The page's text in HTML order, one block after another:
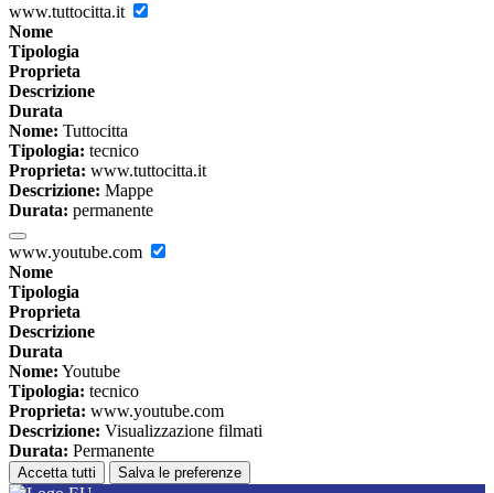
www.tuttocitta.it
Nome
Tipologia
Proprieta
Descrizione
Durata
Nome: Tuttocitta
Tipologia: tecnico
Proprieta: www.tuttocitta.it
Descrizione: Mappe
Durata: permanente
www.youtube.com
Nome
Tipologia
Proprieta
Descrizione
Durata
Nome: Youtube
Tipologia: tecnico
Proprieta: www.youtube.com
Descrizione: Visualizzazione filmati
Durata: Permanente
Accetta tutti Salva le preferenze